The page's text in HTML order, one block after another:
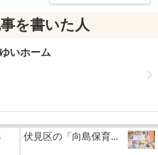
を書いた人
いホーム
伏見区の「向島保育...